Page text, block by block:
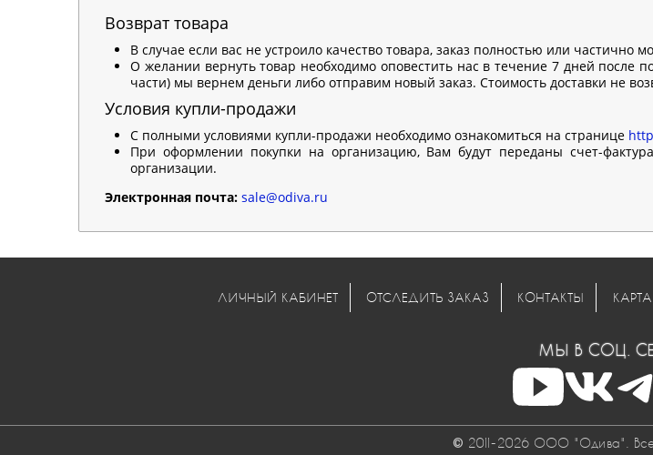
Возврат товара
В случае если вас не устроило качество товара, заказ полностью или частично
О желании вернуть товар необходимо оповестить нас в течение 7 дней после
части) мы вернем деньги либо отправим новый заказ. Стоимость доставки не
Условия купли-продажи
С полными условиями купли-продажи необходимо ознакомиться на странице
При оформлении покупки на организацию, Вам будут переданы счет-
организации.
Электронная почта: sale@odiva.ru
ЛИЧНЫЙ КАБИНЕТ ОТСЛЕДИТЬ ЗАКАЗ КОНТАКТЫ
МЫ В СОЦ.
© 2011-2026 ООО "Одива".